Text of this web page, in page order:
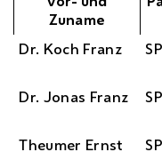
Zuname
Dr. Koch Franz
Dr. Jonas Franz
Theumer Ernst